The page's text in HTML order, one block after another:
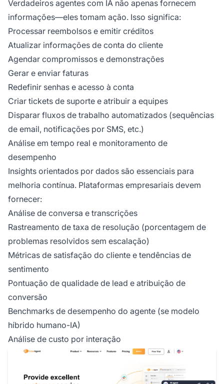
Verdadeiros agentes com IA não apenas fornecem
informações—eles tomam ação. Isso significa:
Processar reembolsos e emitir créditos
Atualizar informações de conta do cliente
Agendar compromissos e demonstrações
Gerar e enviar faturas
Redefinir senhas e acesso à conta
Criar tickets de suporte e atribuir a equipes
Disparar fluxos de trabalho automatizados (sequências
de email, notificações por SMS, etc.)
Análise em tempo real e monitoramento de
desempenho
Insights orientados por dados são essenciais para
melhoria contínua. Plataformas empresariais devem
fornecer:
Análise de conversa e transcrições
Rastreamento de taxa de resolução (porcentagem de
problemas resolvidos sem escalação)
Métricas de satisfação do cliente e tendências de
sentimento
Pontuação de qualidade de lead e atribuição de
conversão
Benchmarks de desempenho do agente (se modelo
híbrido humano-IA)
Análise de custo por interação